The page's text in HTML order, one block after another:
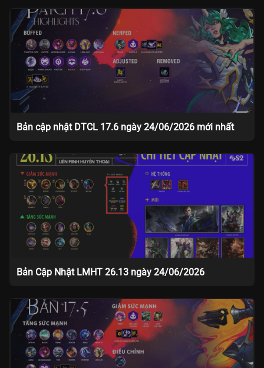
Bản cập nhật DTCL 17.6 ngày 24/06/2026 mới nhất
Bản Cập Nhật LMHT 26.13 ngày 24/06/2026